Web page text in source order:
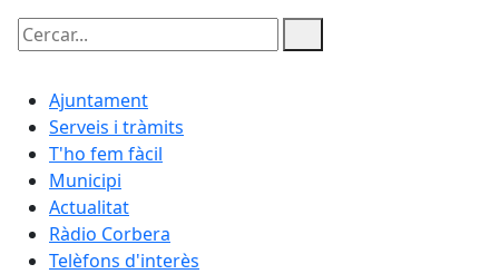
Cercar:
Ajuntament
Serveis i tràmits
T'ho fem fàcil
Municipi
Actualitat
Ràdio Corbera
Telèfons d'interès